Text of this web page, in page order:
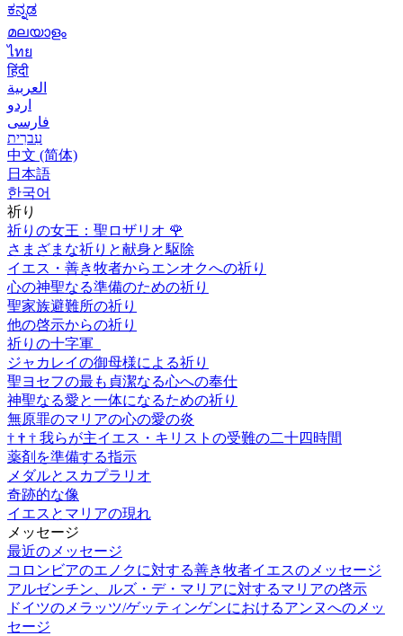
ಕನ್ನಡ
മലയാളം
ไทย
हिंदी
العربية
اردو
فارسی
עִברִית
中文 (简体)
日本語
한국어
祈り
祈りの女王：聖ロザリオ 🌹
さまざまな祈りと献身と駆除
イエス・善き牧者からエンオクへの祈り
心の神聖なる準備のための祈り
聖家族避難所の祈り
他の啓示からの祈り
祈りの十字軍
ジャカレイの御母様による祈り
聖ヨセフの最も貞潔なる心への奉仕
神聖なる愛と一体になるための祈り
無原罪のマリアの心の愛の炎
† † † 我らが主イエス・キリストの受難の二十四時間
薬剤を準備する指示
メダルとスカプラリオ
奇跡的な像
イエスとマリアの現れ
メッセージ
最近のメッセージ
コロンビアのエノクに対する善き牧者イエスのメッセージ
アルゼンチン、ルズ・デ・マリアに対するマリアの啓示
ドイツのメラッツ/ゲッティンゲンにおけるアンヌへのメッ
セージ